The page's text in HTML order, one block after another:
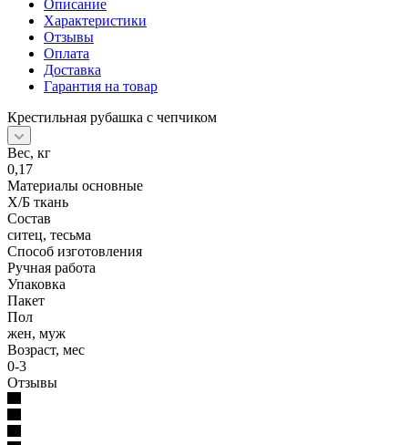
Описание
Характеристики
Отзывы
Оплата
Доставка
Гарантия на товар
Крестильная рубашка с чепчиком
Вес, кг
0,17
Материалы основные
Х/Б ткань
Состав
ситец, тесьма
Способ изготовления
Ручная работа
Упаковка
Пакет
Пол
жен, муж
Возраст, мес
0-3
Отзывы